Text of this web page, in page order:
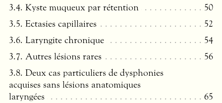
3.4. Kyste muqueux par rétention
50
3.5. Ectasies capillaires
52
3.6. Laryngite chronique
54
3.7. Autres lésions rares
56
3.8. Deux cas particuliers de dysphonies
acquises sans lésions anatomiques
laryngées
65